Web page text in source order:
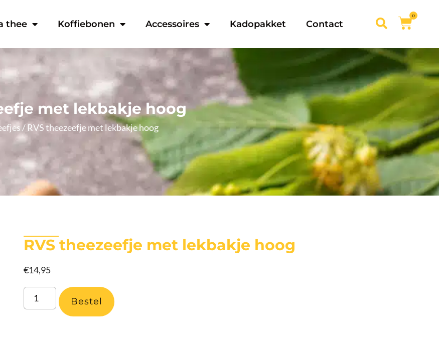
thee Koffiebonen Accessoires Kadopakket Contact
0
met lekbakje hoog
/ RVS theezeefje met lekbakje hoog
RVS theezeefje met lekbakje hoog
€14,95
Bestel